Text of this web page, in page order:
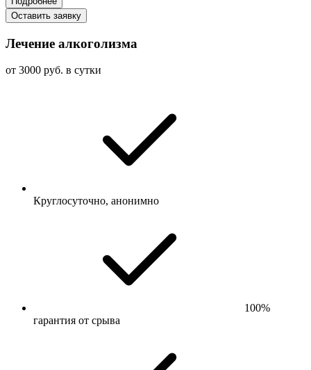
Оставить заявку
Лечение алкоголизма
от 3000 руб. в сутки
Круглосуточно, анонимно
100%
гарантия от срыва